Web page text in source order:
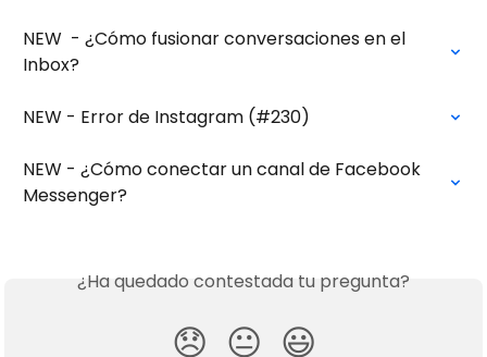
NEW  - ¿Cómo fusionar conversaciones en el
Inbox?
NEW - Error de Instagram (#230)
NEW - ¿Cómo conectar un canal de Facebook
Messenger?
¿Ha quedado contestada tu pregunta?
😞 😐 😃